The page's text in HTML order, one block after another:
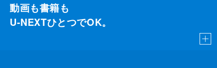
動画も書籍も
U-NEXTひとつでOK。